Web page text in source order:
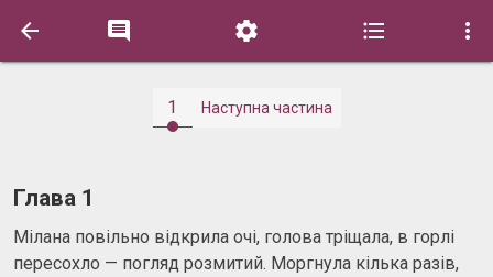
    
1 Наступна частина
Глава 1
Мілана повільно відкрила очі, голова тріщала, в горлі
пересохло — погляд розмитий. Моргнула кілька разів,